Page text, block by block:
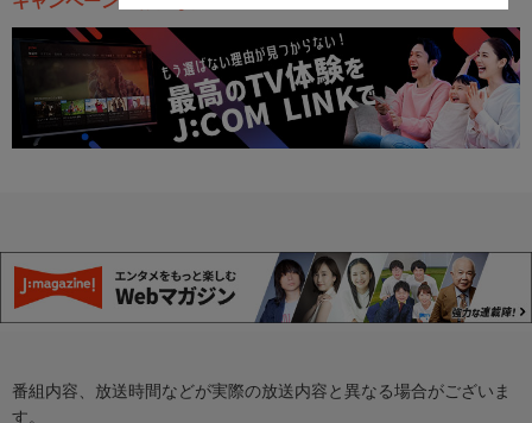
番組内容、放送時間などが実際の放送内容と異なる場合がございま
す。